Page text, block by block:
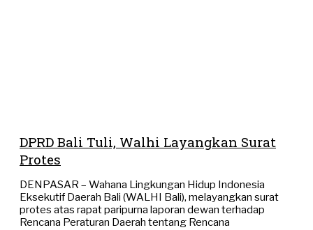
DPRD Bali Tuli, Walhi Layangkan Surat
Protes
DENPASAR – Wahana Lingkungan Hidup Indonesia
Eksekutif Daerah Bali (WALHI Bali), melayangkan surat
protes atas rapat paripurna laporan dewan terhadap
Rencana Peraturan Daerah tentang Rencana